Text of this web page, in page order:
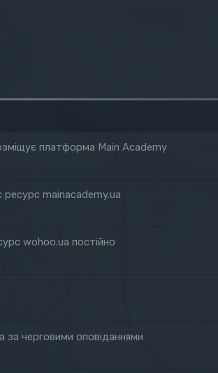
платформа Main Academy
ресурс mainacademy.ua
wohoo.ua постійно
за черговими оповіданнями